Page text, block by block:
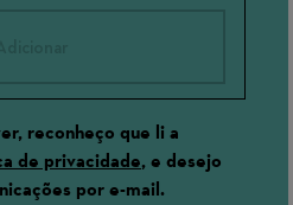
reconheço que li a
de privacidade, e desejo
por e-mail.